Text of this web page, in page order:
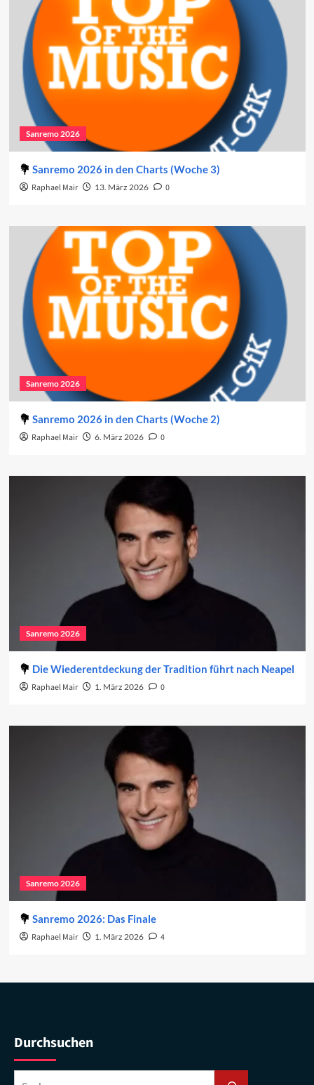
Sanremo 2026
Sanremo 2026 in den Charts (Woche 3)
Raphael Mair 13. März 2026 0
Sanremo 2026
Sanremo 2026 in den Charts (Woche 2)
Raphael Mair 6. März 2026 0
Sanremo 2026
Die Wiederentdeckung der Tradition führt nach Neapel
Raphael Mair 1. März 2026 0
Sanremo 2026
Sanremo 2026: Das Finale
Raphael Mair 1. März 2026 4
Durchsuchen